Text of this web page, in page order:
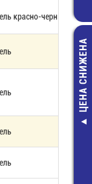
154,00
ЦЕНА СНИЖЕНА
красно-черный